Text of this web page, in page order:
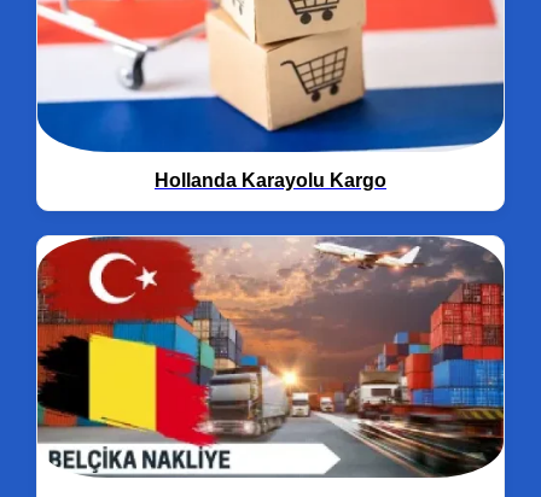
Hollanda Karayolu Kargo